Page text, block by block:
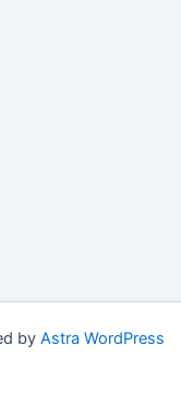
by Astra WordPress